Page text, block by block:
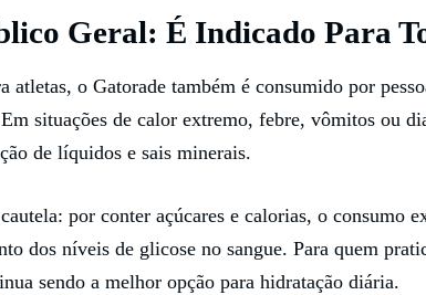
Geral: É Indicado Para
atletas, o Gatorade também é consumido por
situações de calor extremo, febre, vômitos ou
de líquidos e sais minerais.
por conter açúcares e calorias, o consumo
dos níveis de glicose no sangue. Para quem
sendo a melhor opção para hidratação diária.